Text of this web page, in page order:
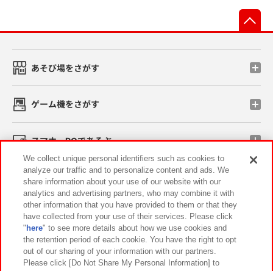
あそび場をさがす
ゲーム機をさがす
スマホ・PCであそぶ
イベント・キャンペーン
関連会社 サステナビリティ サイトポリシー
プライバシーポリシー ウェブアクセシビリティ方針と検証結果
We collect unique personal identifiers such as cookies to
analyze our traffic and to personalize content and ads. We
share information about your use of our website with our
analytics and advertising partners, who may combine it with
other information that you have provided to them or that they
have collected from your use of their services. Please click
" here" to see more details about how we use cookies and
the retention period of each cookie. You have the right to opt
out of our sharing of your information with our partners.
Please click [Do Not Share My Personal Information] to